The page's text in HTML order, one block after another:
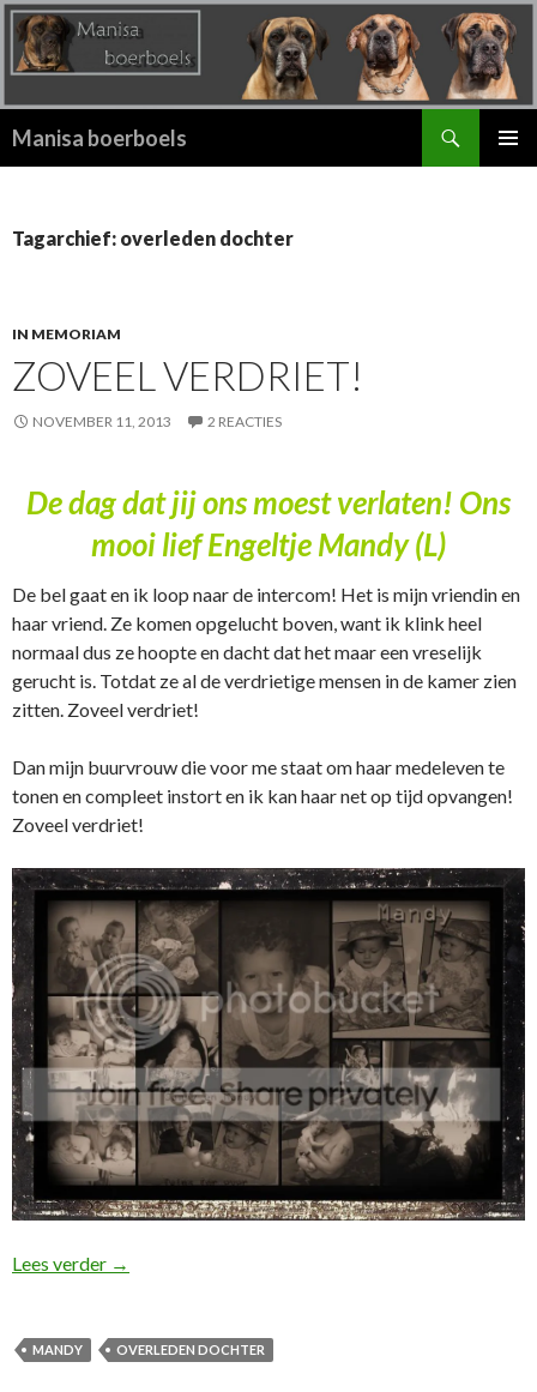
Manisa boerboels
Tagarchief: overleden dochter
IN MEMORIAM
ZOVEEL VERDRIET!
NOVEMBER 11, 2013 2 REACTIES
De dag dat jij ons moest verlaten! Ons
mooi lief Engeltje Mandy (L)
De bel gaat en ik loop naar de intercom! Het is mijn vriendin en
haar vriend. Ze komen opgelucht boven, want ik klink heel
normaal dus ze hoopte en dacht dat het maar een vreselijk
gerucht is. Totdat ze al de verdrietige mensen in de kamer zien
zitten. Zoveel verdriet!
Dan mijn buurvrouw die voor me staat om haar medeleven te
tonen en compleet instort en ik kan haar net op tijd opvangen!
Zoveel verdriet!
Lees verder Zoveel verdriet!
→
MANDY OVERLEDEN DOCHTER